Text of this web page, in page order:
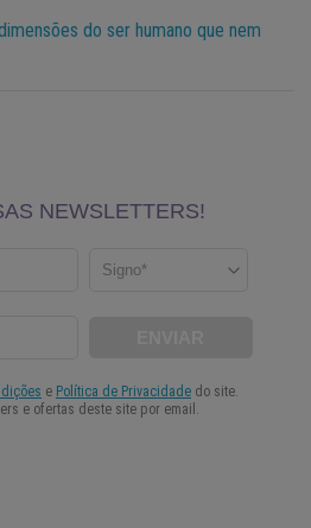
do ser humano que nem